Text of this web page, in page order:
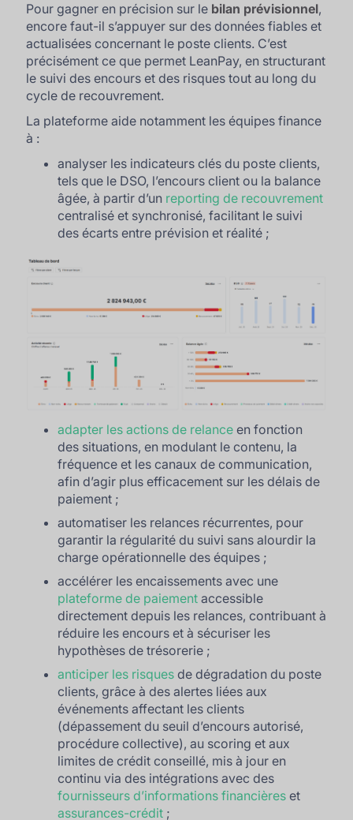
Pour gagner en précision sur le bilan prévisionnel,
encore faut-il s’appuyer sur des données fiables et
actualisées concernant le poste clients. C’est
précisément ce que permet LeanPay, en structurant
le suivi des encours et des risques tout au long du
cycle de recouvrement.
La plateforme aide notamment les équipes finance
à :
analyser les indicateurs clés du poste clients,
tels que le DSO, l’encours client ou la balance
âgée, à partir d’un reporting de recouvrement
centralisé et synchronisé, facilitant le suivi
des écarts entre prévision et réalité ;
adapter les actions de relance en fonction
des situations, en modulant le contenu, la
fréquence et les canaux de communication,
afin d’agir plus efficacement sur les délais de
paiement ;
automatiser les relances récurrentes, pour
garantir la régularité du suivi sans alourdir la
charge opérationnelle des équipes ;
accélérer les encaissements avec une
plateforme de paiement accessible
directement depuis les relances, contribuant à
réduire les encours et à sécuriser les
hypothèses de trésorerie ;
anticiper les risques de dégradation du poste
clients, grâce à des alertes liées aux
événements affectant les clients
(dépassement du seuil d’encours autorisé,
procédure collective), au scoring et aux
limites de crédit conseillé, mis à jour en
continu via des intégrations avec des
fournisseurs d’informations financières et
assurances-crédit ;